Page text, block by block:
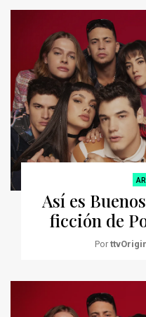
Así es
ficción de
Por